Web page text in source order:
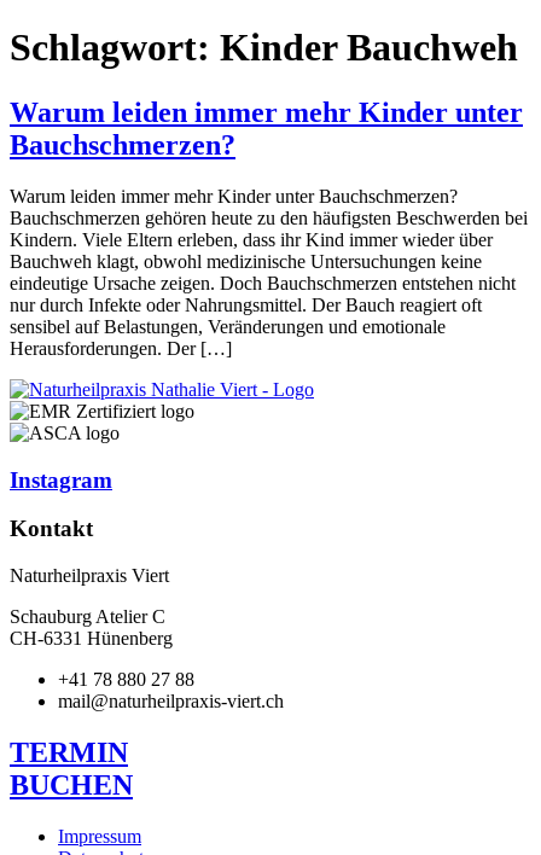
Schlagwort: Kinder Bauchweh
Warum leiden immer mehr Kinder unter
Bauchschmerzen?
Warum leiden immer mehr Kinder unter Bauchschmerzen?
Bauchschmerzen gehören heute zu den häufigsten Beschwerden bei
Kindern. Viele Eltern erleben, dass ihr Kind immer wieder über
Bauchweh klagt, obwohl medizinische Untersuchungen keine
eindeutige Ursache zeigen. Doch Bauchschmerzen entstehen nicht
nur durch Infekte oder Nahrungsmittel. Der Bauch reagiert oft
sensibel auf Belastungen, Veränderungen und emotionale
Herausforderungen. Der […]
Instagram
Kontakt
Naturheilpraxis Viert
Schauburg Atelier C
CH-6331 Hünenberg
+41 78 880 27 88
mail@naturheilpraxis-viert.ch
TERMIN
BUCHEN
Impressum